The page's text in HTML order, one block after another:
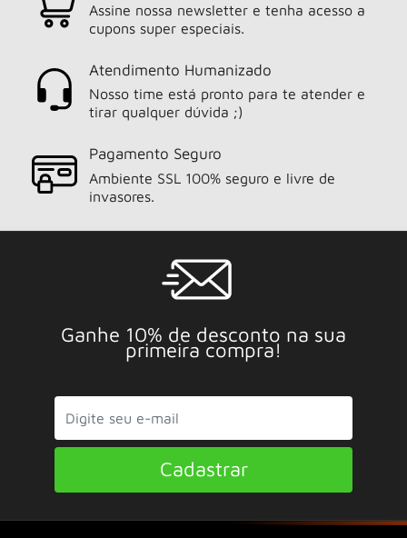
Assine nossa newsletter e tenha acesso a
cupons super especiais.
Atendimento Humanizado
Nosso time está pronto para te atender e
tirar qualquer dúvida ;)
Pagamento Seguro
Ambiente SSL 100% seguro e livre de
invasores.
Ganhe 10% de desconto na sua
primeira compra!
Cadastrar